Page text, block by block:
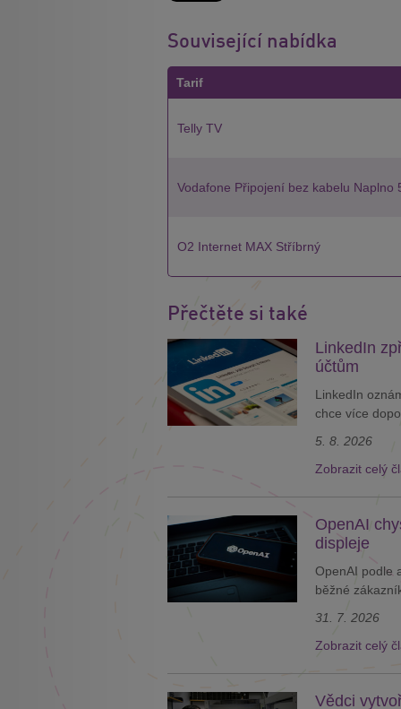
Související nabídka
Tarif
Telly TV
Vodafone Připojení bez kabelu Naplno
O2 Internet MAX Stříbrný
Přečtěte si také
LinkedIn
účtům
LinkedIn
chce více
5. 8. 2026
Zobrazit celý
OpenAI
displeje
OpenAI podle
běžné
31. 7. 2026
Zobrazit celý
Vědci